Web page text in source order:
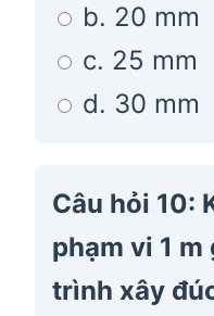
b. 20 mm
c. 25 mm
d. 30 mm
Câu hỏi 10:
phạm vi 1
trình xây